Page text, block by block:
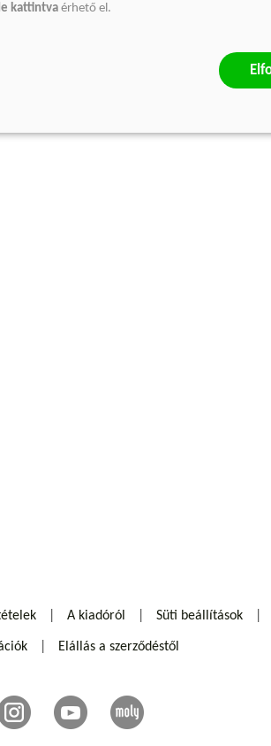
A kiadóról Süti beállítások
Elállás a szerződéstől
kattintva érhető el.